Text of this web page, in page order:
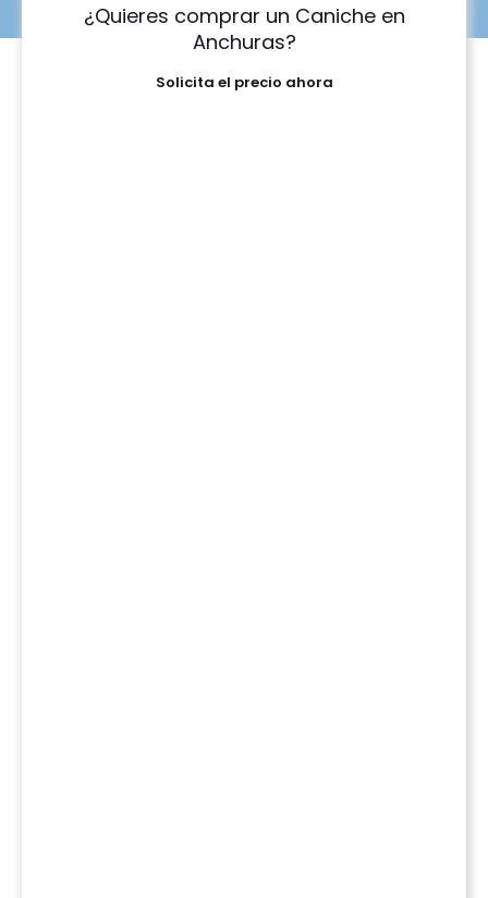
¿Quieres comprar un Caniche en
Anchuras?
Solicita el precio ahora